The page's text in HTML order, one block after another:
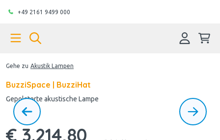
+49 2161 9499 000
Gehe zu Akustik Lampen
BuzziSpace | BuzziHat
Gepolsterte akustische Lampe
€ 3.214,80